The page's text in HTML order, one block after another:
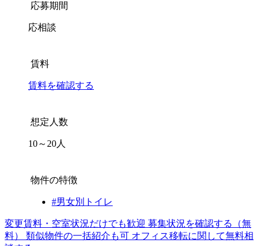
応募期間
応相談
賃料
賃料を確認する
想定人数
10～20人
物件の特徴
#男女別トイレ
変更賃料・空室状況だけでも歓迎 募集状況を確認する（無
料）
類似物件の一括紹介も可 オフィス移転に関して無料相